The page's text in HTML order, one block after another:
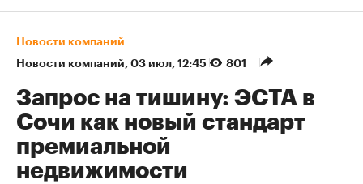
Новости компаний
Новости компаний⁠, 03 июл, 12:45 801
Запрос на тишину: ЭСТА в
Сочи как новый стандарт
премиальной
недвижимости